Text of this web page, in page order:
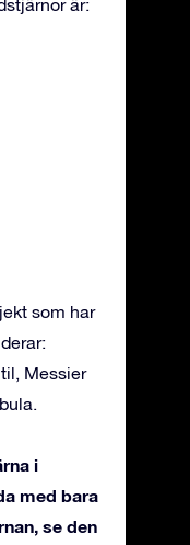
är:
som har
Messier
i
med bara
se den